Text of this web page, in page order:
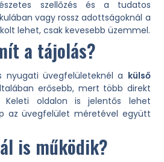
szellőzés és a tudatos
vagy rossz adottságoknál a
lehet, csak kevesebb üzemmel.
a tájolás?
nyugati üvegfelületeknél a külső
erősebb, mert több direkt
Keleti oldalon is jelentős lehet
az üvegfelület méretével együtt
is működik?